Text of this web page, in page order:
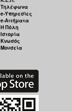
Τηλέφωνα
e-Υπηρεσίες
e-Αιτήματα
Η Πόλη
Ιστορία
Κνωσός
Μουσεία